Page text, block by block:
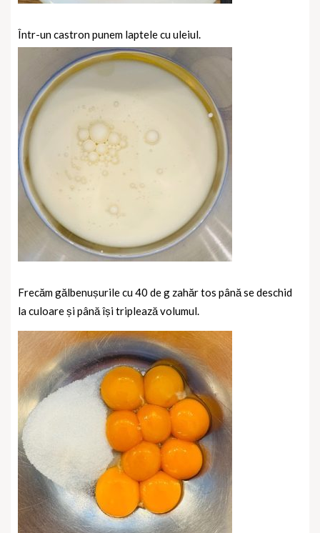
Într-un castron punem laptele cu uleiul.
Frecăm gălbenușurile cu 40 de g zahăr tos până se deschid
la culoare și până își triplează volumul.